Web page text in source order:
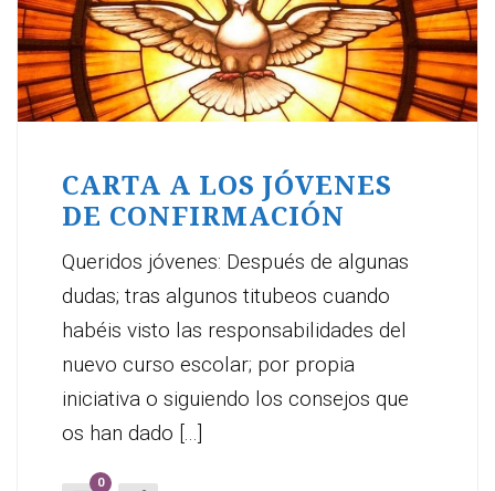
CARTA A LOS JÓVENES
DE CONFIRMACIÓN
Queridos jóvenes: Después de algunas
dudas; tras algunos titubeos cuando
habéis visto las responsabilidades del
nuevo curso escolar; por propia
iniciativa o siguiendo los consejos que
os han dado [...]
0